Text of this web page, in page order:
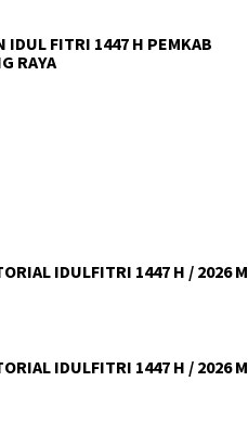
IDUL FITRI 1447 H PEMKAB
RAYA
IDULFITRI 1447 H / 2026 M
IDULFITRI 1447 H / 2026 M